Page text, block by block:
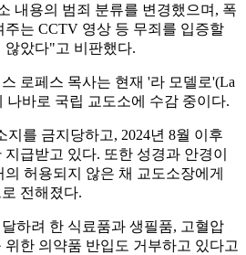
내용의 범죄 분류를 변경했으며, 폭
주는 CCTV 영상 등 무죄를 입증할
않았다"고 비판했다.
로페스 목사는 현재 '라 모델로'(La
나바로 국립 교도소에 수감 중이다.
지를 금지당하고, 2024년 8월 이후
급받고 있다. 또한 성경과 안경이
허용되지 않은 채 교도소장에게
전해졌다.
하려 한 식료품과 생필품, 고혈압
한 의약품 반입도 거부하고 있다고